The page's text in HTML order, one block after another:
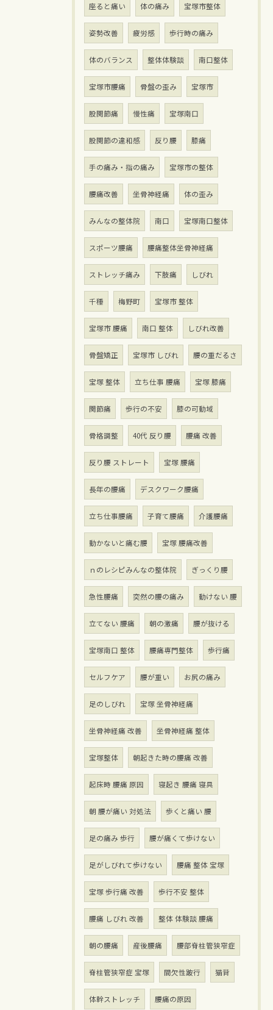
座ると痛い 体の痛み 宝塚市整体
姿勢改善 疲労感 歩行時の痛み
体のバランス 整体体験談 南口整体
宝塚市腰痛 骨盤の歪み 宝塚市
股関節痛 慢性痛 宝塚南口
股関節の違和感 反り腰 膝痛
手の痛み・指の痛み 宝塚市の整体
腰痛改善 坐骨神経痛 体の歪み
みんなの整体院 南口 宝塚南口整体
スポーツ腰痛 腰痛整体坐骨神経痛
ストレッチ痛み 下肢痛 しびれ
千種 梅野町 宝塚市 整体
宝塚市 腰痛 南口 整体 しびれ改善
骨盤矯正 宝塚市 しびれ 腰の重だるさ
宝塚 整体 立ち仕事 腰痛 宝塚 膝痛
関節痛 歩行の不安 膝の可動域
骨格調整 40代 反り腰 腰痛 改善
反り腰 ストレート 宝塚 腰痛
長年の腰痛 デスクワーク腰痛
立ち仕事腰痛 子育て腰痛 介護腰痛
動かないと痛む腰 宝塚 腰痛改善
ｎのレシピみんなの整体院 ぎっくり腰
急性腰痛 突然の腰の痛み 動けない 腰
立てない 腰痛 朝の激痛 腰が抜ける
宝塚南口 整体 腰痛専門整体 歩行痛
セルフケア 腰が重い お尻の痛み
足のしびれ 宝塚 坐骨神経痛
坐骨神経痛 改善 坐骨神経痛 整体
宝塚整体 朝起きた時の腰痛 改善
起床時 腰痛 原因 寝起き 腰痛 寝具
朝 腰が痛い 対処法 歩くと痛い 腰
足の痛み 歩行 腰が痛くて歩けない
足がしびれて歩けない 腰痛 整体 宝塚
宝塚 歩行痛 改善 歩行不安 整体
腰痛 しびれ 改善 整体 体験談 腰痛
朝の腰痛 産後腰痛 腰部脊柱管狭窄症
脊柱管狭窄症 宝塚 間欠性跛行 猫背
体幹ストレッチ 腰痛の原因